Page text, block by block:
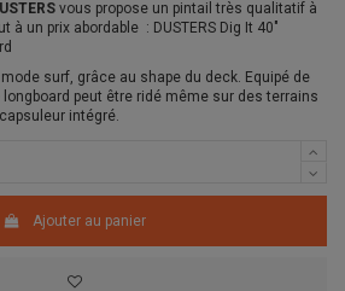
vous propose un pintail très qualitatif à
à un prix abordable : DUSTERS Dig It 40"
surf, grâce au shape du deck. Equipé de
peut être ridé même sur des terrains
intégré.
Ajouter au panier